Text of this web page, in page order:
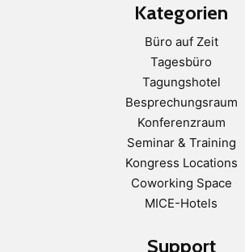
Kategorien
Büro auf Zeit
Tagesbüro
Tagungshotel
Besprechungsraum
Konferenzraum
Seminar & Training
Kongress Locations
Coworking Space
MICE-Hotels
Support